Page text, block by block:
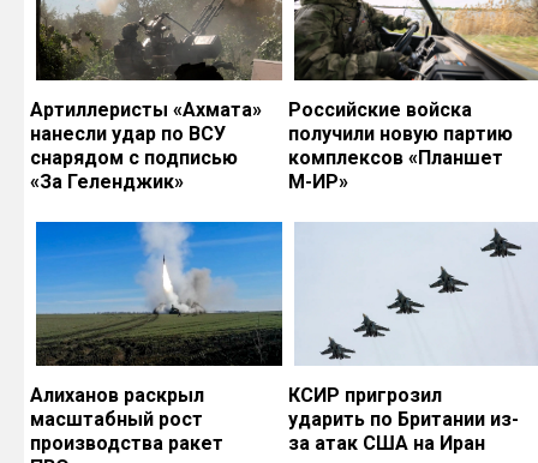
Артиллеристы «Ахмата»
нанесли удар по ВСУ
снарядом с подписью
«За Геленджик»
Российские войска
получили новую партию
комплексов «Планшет
М-ИР»
Алиханов раскрыл
масштабный рост
производства ракет
КСИР пригрозил
ударить по Британии из-
за атак США на Иран